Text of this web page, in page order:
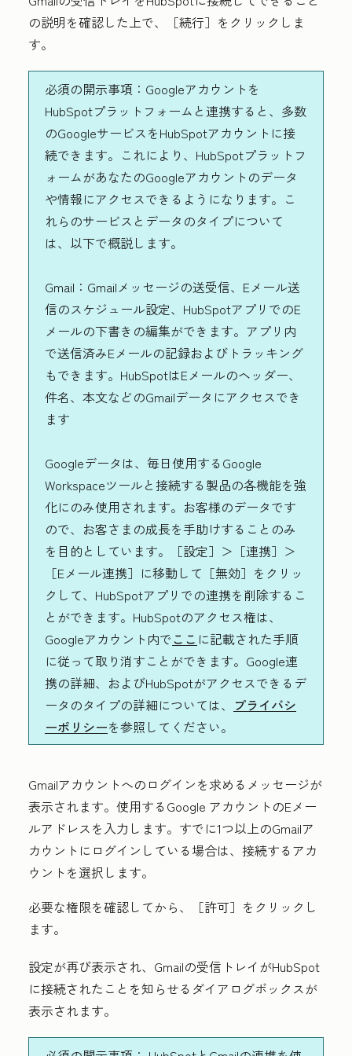
の説明を確認した上で、
［続行］ をクリックしま
す。
必須の開示事項： Googleアカウントを
HubSpotプラットフォームと連携すると、多数
のGoogleサービスをHubSpotアカウントに接
続できます。これにより、HubSpotプラットフ
ォームがあなたのGoogleアカウントのデータ
や情報にアクセスできるようになります。こ
れらのサービスとデータのタイプについて
は、以下で概説します。
Gmail： Gmailメッセージの送受信、Eメール送
信のスケジュール設定、HubSpotアプリでのE
メールの下書きの編集ができます。アプリ内
で送信済みEメールの記録およびトラッキング
もできます。HubSpotはEメールのヘッダー、
件名、本文などのGmailデータにアクセスでき
ます
Googleデータは、毎日使用するGoogle
Workspaceツールと接続する製品の各機能を強
化にのみ使用されます。お客様のデータです
ので、お客さまの成長を手助けすることのみ
を目的としています。［設定］＞［連携］＞
［Eメール連携］に移動して［無効］をクリッ
クして、HubSpotアプリでの連携を削除するこ
とができます。HubSpotのアクセス権は、
Googleアカウント内でここ に記載された手順
に従って取り消すことができます。Google連
携の詳細、およびHubSpotがアクセスできるデ
ータのタイプの詳細については、 プライバシ
ーポリシーを参照してください。
Gmailアカウントへのログインを求めるメッセージが
表示されます。使用するGoogle アカウントのEメー
ルアドレスを入力します。すでに1つ以上のGmailア
カウントにログインしている場合は、接続するアカ
ウントを選択します。
必要な権限を確認してから、
［許可］ をクリックし
ます。
設定が再び表示され、Gmailの受信トレイがHubSpot
に接続されたことを知らせるダイアログボックスが
表示されます。